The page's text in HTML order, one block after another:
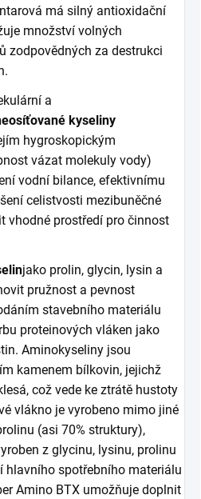
má silný antioxidační
množství volných
zodpovědných za destrukci
a
kyseliny
hygroskopickým
vázat molekuly vody)
vodní bilance, efektivnímu
celistvosti mezibuněčné
vhodné prostředí pro činnost
jako prolin, glycin, lysin a
pružnost a pevnost
stavebního materiálu
proteinových vláken jako
Aminokyseliny jsou
kamenem bílkovin, jejichž
což vede ke ztrátě hustoty
vlákno je vyrobeno mimo jiné
(asi 70% struktury),
z glycinu, lysinu, prolinu
hlavního spotřebního materiálu
Amino BTX umožňuje doplnit